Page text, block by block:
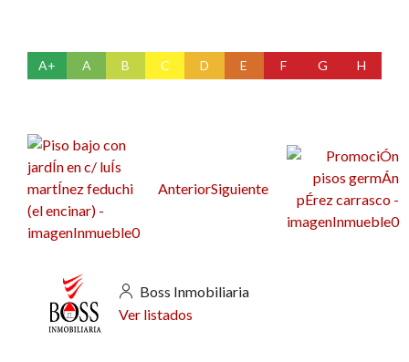
A+ A B C D E F G H
AnteriorSiguiente
Boss Inmobiliaria
Ver listados